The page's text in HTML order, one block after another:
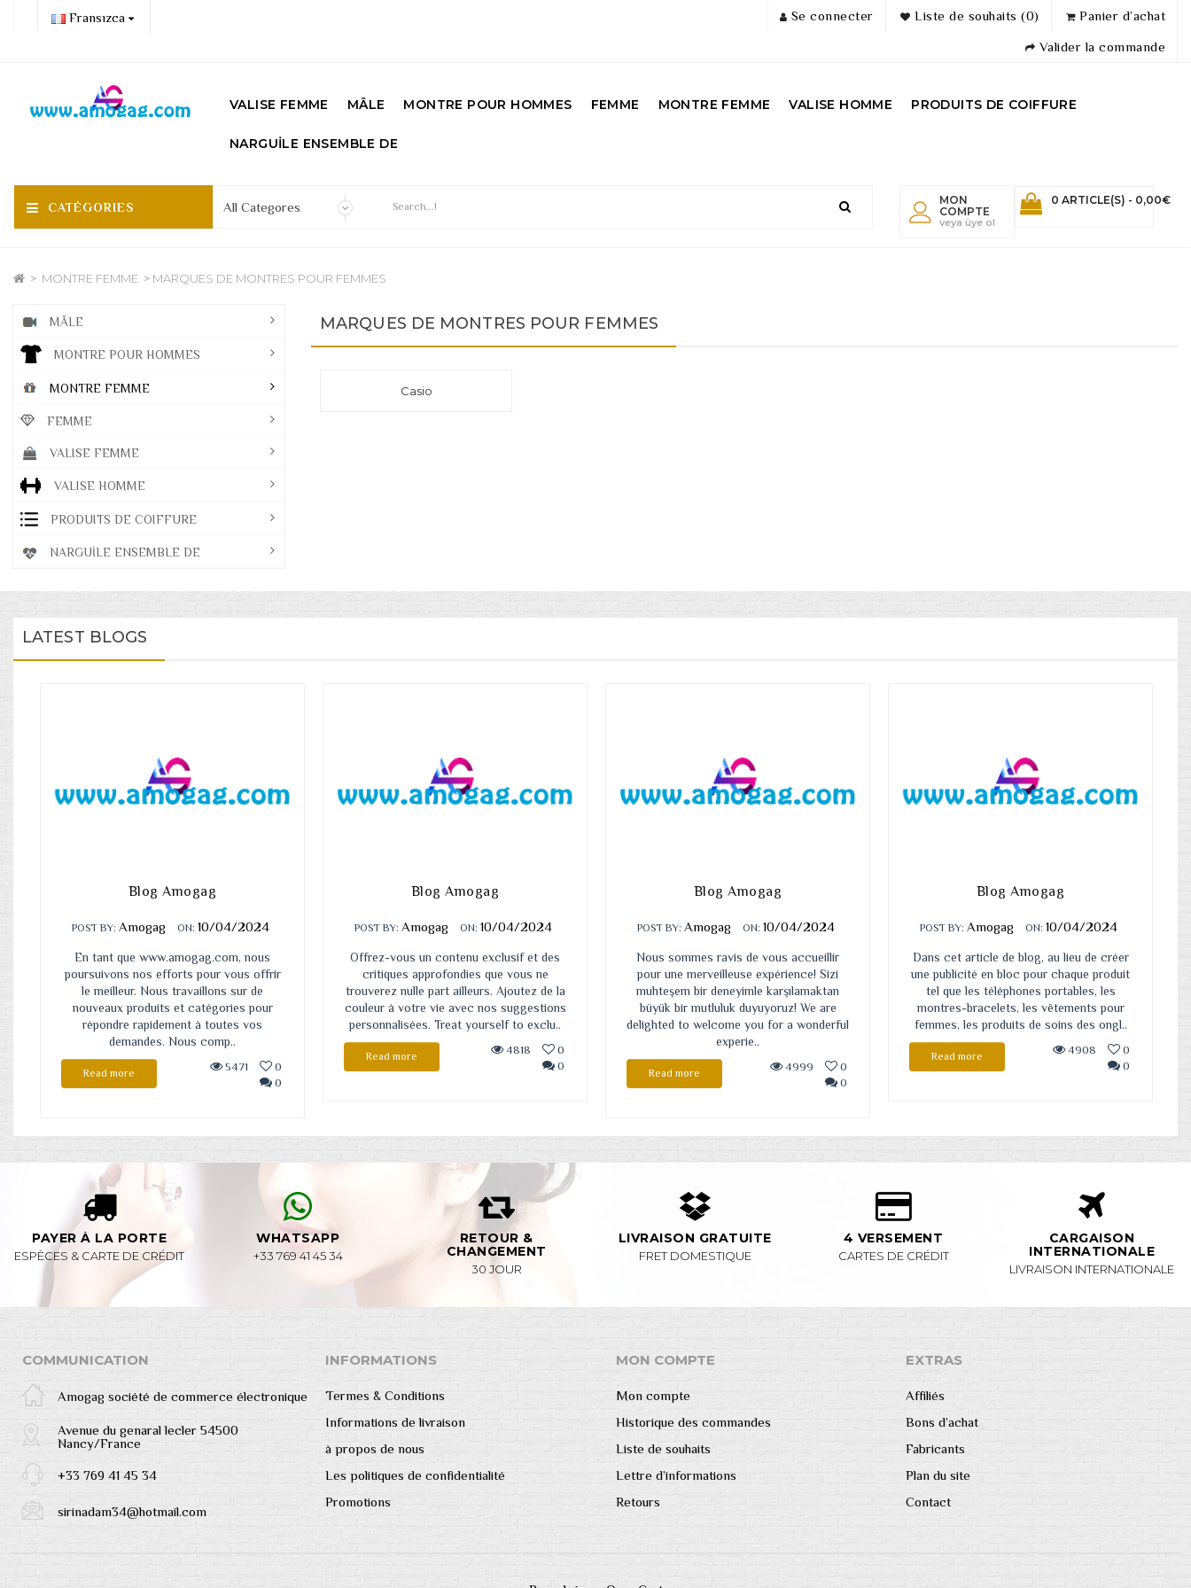
Fransızca Se connecter Liste de souhaits (0) Panier d’achat
Valider la commande
VALISE FEMME MÂLE MONTRE POUR HOMMES FEMME MONTRE FEMME VALISE HOMME PRODUITS DE COIFFURE
NARGUİLE ENSEMBLE DE
CATÉGORIES
MON
COMPTE
veya üye ol
0 ARTICLE(S) - 0,00€
MONTRE FEMME MARQUES DE MONTRES POUR FEMMES
MÂLE
MONTRE POUR HOMMES
MONTRE FEMME
FEMME
VALISE FEMME
VALISE HOMME
PRODUITS DE COIFFURE
NARGUİLE ENSEMBLE DE
MARQUES DE MONTRES POUR FEMMES
Casio
LATEST BLOGS
Blog Amogag
POST BY: Amogag ON: 10/04/2024
En tant que www.amogag.com, nous
poursuivons nos efforts pour vous offrir
le meilleur. Nous travaillons sur de
nouveaux produits et catégories pour
répondre rapidement à toutes vos
demandes. Nous comp..
Read more 5471
0
0
Blog Amogag
POST BY: Amogag ON: 10/04/2024
Offrez-vous un contenu exclusif et des
critiques approfondies que vous ne
trouverez nulle part ailleurs. Ajoutez de la
couleur à votre vie avec nos suggestions
personnalisées. Treat yourself to exclu..
Read more 4818
0
0
Blog Amogag
POST BY: Amogag ON: 10/04/2024
Nous sommes ravis de vous accueillir
pour une merveilleuse expérience! Sizi
muhteşem bir deneyimle karşılamaktan
büyük bir mutluluk duyuyoruz! We are
delighted to welcome you for a wonderful
experie..
Read more 4999
0
0
Blog Amogag
POST BY: Amogag ON: 10/04/2024
Dans cet article de blog, au lieu de créer
une publicité en bloc pour chaque produit
tel que les téléphones portables, les
montres-bracelets, les vêtements pour
femmes, les produits de soins des ongl..
Read more 4908
0
0
PAYER À LA PORTE
ESPÈCES & CARTE DE CRÉDIT
WHATSAPP
+33 769 41 45 34
RETOUR &
CHANGEMENT
30 JOUR
LIVRAISON GRATUITE
FRET DOMESTIQUE
4 VERSEMENT
CARTES DE CRÉDIT
CARGAISON
INTERNATIONALE
LIVRAISON INTERNATIONALE
COMMUNICATION
Amogag société de commerce électronique
Avenue du genaral lecler 54500
Nancy/France
+33 769 41 45 34
sirinadam34@hotmail.com
INFORMATIONS
Termes & Conditions
Informations de livraison
à propos de nous
Les politiques de confidentialité
Promotions
MON COMPTE
Mon compte
Historique des commandes
Liste de souhaits
Lettre d’informations
Retours
EXTRAS
Affiliés
Bons d’achat
Fabricants
Plan du site
Contact